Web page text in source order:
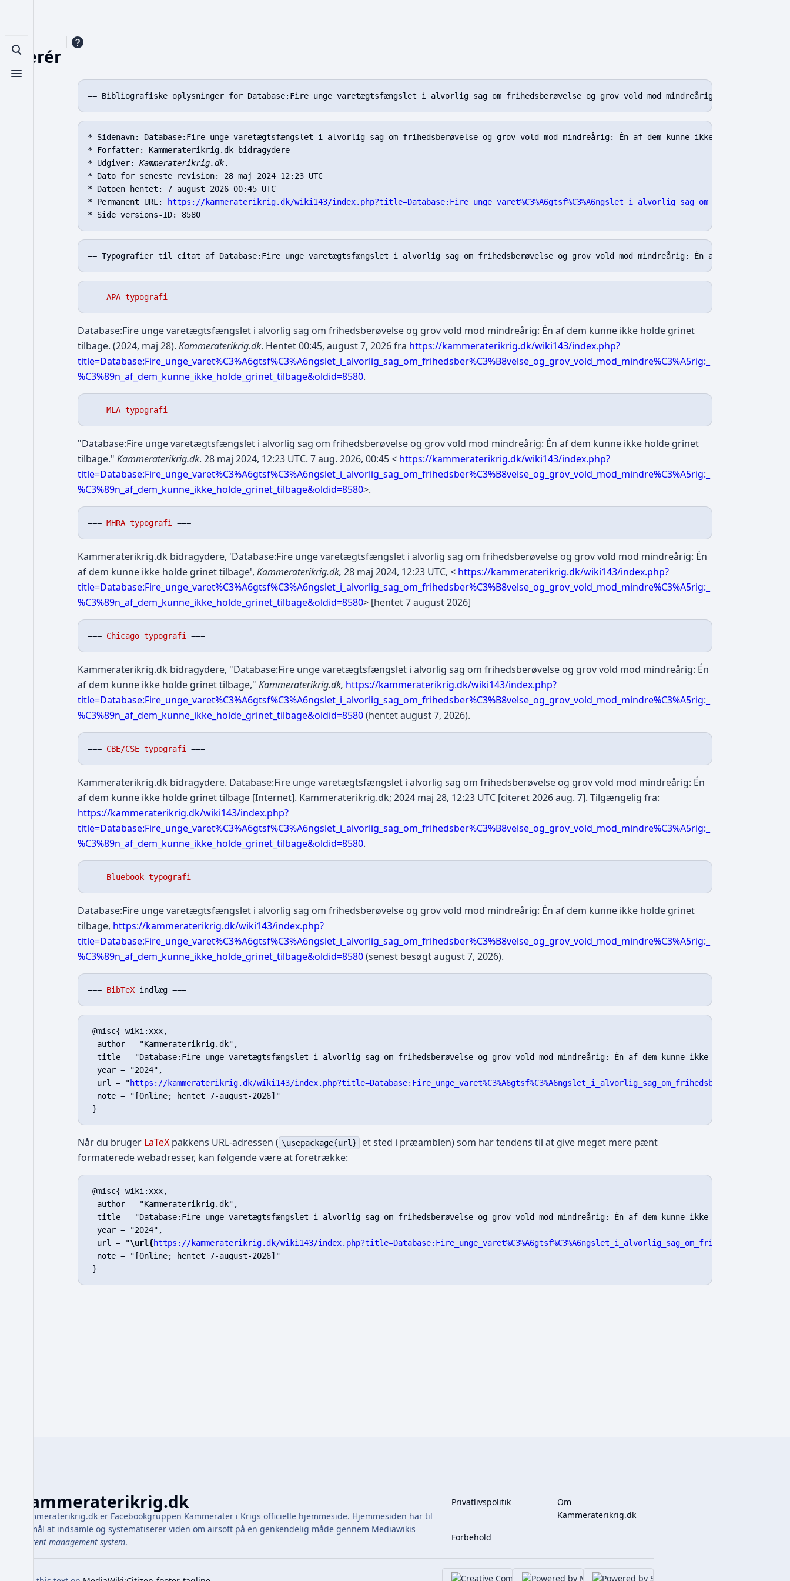
Toggle search
Toggle menu
Referér
* Sidenavn: Database:Fire unge varetægtsfængslet i alvorlig sag om frihedsberøvelse og grov vold mod mindreårig: Én af dem kunne ikke holde grinet
* Forfatter: Kammeraterikrig.dk bidragydere
* Udgiver: Kammeraterikrig.dk.
* Dato for seneste revision: 28 maj 2024 12:23 UTC
* Datoen hentet: 7 august 2026 00:45 UTC
* Permanent URL:
https://kammeraterikrig.dk/wiki143/
=== APA typografi
Database:Fire unge varetægtsfængslet i alvorlig sag om frihedsberøvelse og grov vold mod mindreårig: Én af dem kunne ikke holde grinet
tilbage. (2024, maj 28). Kammeraterikrig.dk. Hentet 00:45, august 7, 2026 fra https://kammeraterikrig.dk/wiki143/index.php?
title=Database:Fire_unge_varet%C3%A6gtsf%C3%A6ngslet_i_alvorlig_sag_om_frihedsber%C3%B8velse_og_grov_vold_mod_mindre%C3%A5rig:_
%C3%89n_af_dem_kunne_ikke_holde_grinet_tilbage&oldid=8580.
=== MLA typografi
"Database:Fire unge varetægtsfængslet i alvorlig sag om frihedsberøvelse og grov vold mod mindreårig: Én af dem kunne ikke holde grinet
tilbage." Kammeraterikrig.dk. 28 maj 2024, 12:23 UTC. 7 aug. 2026, 00:45 < https://kammeraterikrig.dk/wiki143/index.php?
title=Database:Fire_unge_varet%C3%A6gtsf%C3%A6ngslet_i_alvorlig_sag_om_frihedsber%C3%B8velse_og_grov_vold_mod_mindre%C3%A5rig:_
%C3%89n_af_dem_kunne_ikke_holde_grinet_tilbage&oldid=8580>.
=== MHRA typografi
Kammeraterikrig.dk bidragydere, 'Database:Fire unge varetægtsfængslet i alvorlig sag om frihedsberøvelse og grov vold mod mindreårig: Én
af dem kunne ikke holde grinet tilbage', Kammeraterikrig.dk, 28 maj 2024, 12:23 UTC, < https://kammeraterikrig.dk/wiki143/index.php?
title=Database:Fire_unge_varet%C3%A6gtsf%C3%A6ngslet_i_alvorlig_sag_om_frihedsber%C3%B8velse_og_grov_vold_mod_mindre%C3%A5rig:_
%C3%89n_af_dem_kunne_ikke_holde_grinet_tilbage&oldid=8580> [hentet 7 august 2026]
=== Chicago typografi
Kammeraterikrig.dk bidragydere, "Database:Fire unge varetægtsfængslet i alvorlig sag om frihedsberøvelse og grov vold mod mindreårig: Én
af dem kunne ikke holde grinet tilbage," Kammeraterikrig.dk, https://kammeraterikrig.dk/wiki143/index.php?
title=Database:Fire_unge_varet%C3%A6gtsf%C3%A6ngslet_i_alvorlig_sag_om_frihedsber%C3%B8velse_og_grov_vold_mod_mindre%C3%A5rig:_
%C3%89n_af_dem_kunne_ikke_holde_grinet_tilbage&oldid=8580(hentet august 7, 2026).
=== CBE/CSE typografi
Kammeraterikrig.dk bidragydere. Database:Fire unge varetægtsfængslet i alvorlig sag om frihedsberøvelse og grov vold mod mindreårig: Én
af dem kunne ikke holde grinet tilbage [Internet]. Kammeraterikrig.dk; 2024 maj 28, 12:23 UTC [citeret 2026 aug. 7]. Tilgængelig fra:
https://kammeraterikrig.dk/wiki143/index.php?
title=Database:Fire_unge_varet%C3%A6gtsf%C3%A6ngslet_i_alvorlig_sag_om_frihedsber%C3%B8velse_og_grov_vold_mod_mindre%C3%A5rig:_
%C3%89n_af_dem_kunne_ikke_holde_grinet_tilbage&oldid=8580.
=== Bluebook typografi
Database:Fire unge varetægtsfængslet i alvorlig sag om frihedsberøvelse og grov vold mod mindreårig: Én af dem kunne ikke holde grinet
tilbage, https://kammeraterikrig.dk/wiki143/index.php?
title=Database:Fire_unge_varet%C3%A6gtsf%C3%A6ngslet_i_alvorlig_sag_om_frihedsber%C3%B8velse_og_grov_vold_mod_mindre%C3%A5rig:_
%C3%89n_af_dem_kunne_ikke_holde_grinet_tilbage&oldid=8580(senest besøgt august 7, 2026).
=== BibTeX
@misc{ wiki:xxx,
  author = "Kammeraterikrig.dk",
title = "Database:Fire unge varetægtsfængslet i alvorlig sag om frihedsberøvelse og grov vold mod mindreårig: Én af dem kunne ikke holde grinet
  year = "2024",
  url = "
https://kammeraterikrig.dk/wiki143/
  note = "[Online; hentet 7-august-2026]"
Når du bruger LaTeX pakkens URL-adressen ( \usepackage{url}
et sted i præamblen) som har tendens til at give meget mere pænt
formaterede webadresser, kan følgende være at foretrække:
@misc{ wiki:xxx,
  author = "Kammeraterikrig.dk",
title = "Database:Fire unge varetægtsfængslet i alvorlig sag om frihedsberøvelse og grov vold mod mindreårig: Én af dem kunne ikke holde grinet
  year = "2024",
  url = "
\url{https://kammeraterikrig.dk/wiki143/
  note = "[Online; hentet 7-august-2026]"
Kammeraterikrig.dk
Kammeraterikrig.dk er Facebookgruppen Kammerater i Krigs officielle hjemmeside. Hjemmesiden har til
formål at indsamle og systematiserer viden om airsoft på en genkendelig måde gennem Mediawikis
content management system.
Privatlivspolitik
Om
Kammeraterikrig.dk
Forbehold